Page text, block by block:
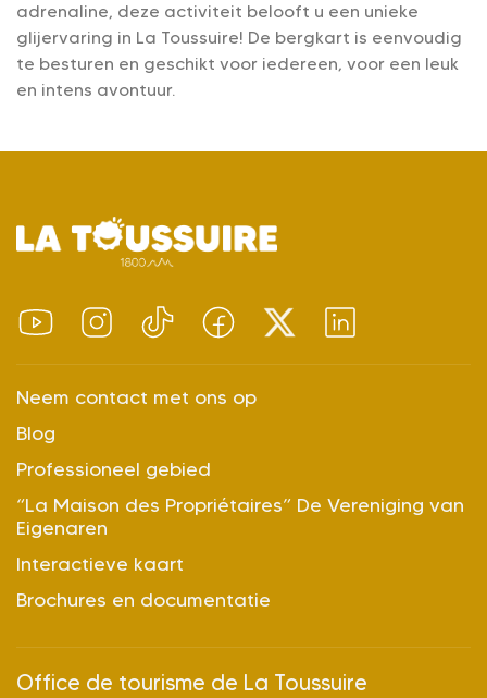
adrenaline, deze activiteit belooft u een unieke
glijervaring in La Toussuire! De bergkart is eenvoudig
te besturen en geschikt voor iedereen, voor een leuk
en intens avontuur.
Neem contact met ons op
Blog
Professioneel gebied
“La Maison des Propriétaires” De Vereniging van
Eigenaren
Interactieve kaart
Brochures en documentatie
Office de tourisme de La Toussuire